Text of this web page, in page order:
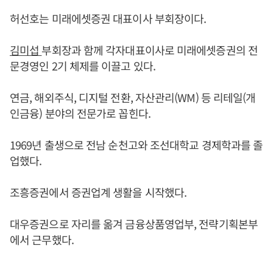
허선호는 미래에셋증권 대표이사 부회장이다.
김미섭부회장과 함께 각자대표이사로 미래에셋증권의 전
문경영인 2기 체제를 이끌고 있다.
연금, 해외주식, 디지털 전환, 자산관리(WM) 등 리테일(개
인금융) 분야의 전문가로 꼽힌다.
1969년 출생으로 전남 순천고와 조선대학교 경제학과를 졸
업했다.
조흥증권에서 증권업계 생활을 시작했다.
대우증권으로 자리를 옮겨 금융상품영업부, 전략기획본부
에서 근무했다.